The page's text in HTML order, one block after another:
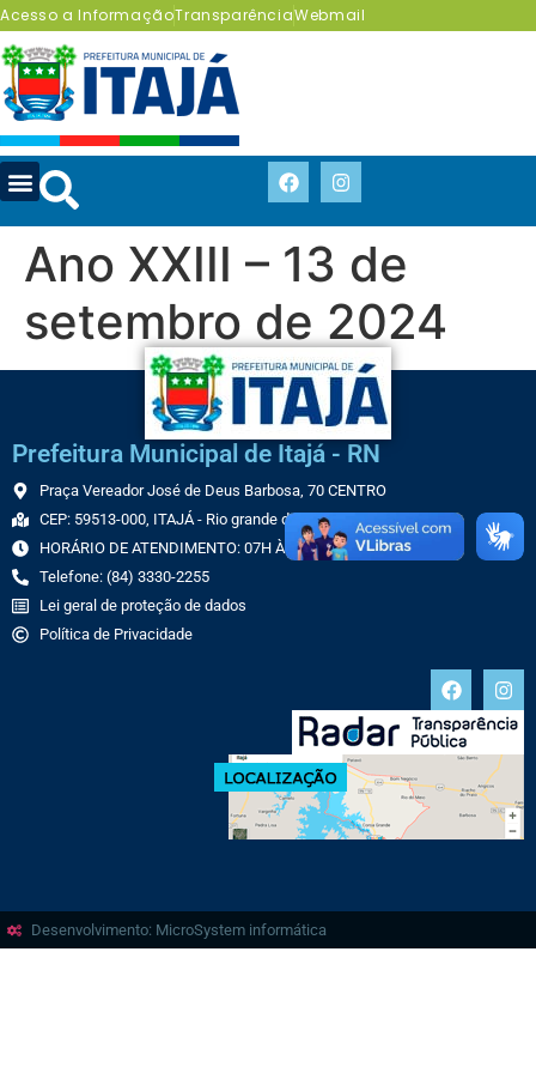
Acesso a InformaçãoTransparênciaWebmail
Ano XXIII – 13 de
setembro de 2024
Prefeitura Municipal de Itajá - RN
Praça Vereador José de Deus Barbosa, 70 CENTRO
CEP: 59513-000, ITAJÁ - Rio grande do Norte
HORÁRIO DE ATENDIMENTO: 07H ÀS 13H
Telefone: (84) 3330-2255
Lei geral de proteção de dados
Política de Privacidade
Desenvolvimento: MicroSystem informática